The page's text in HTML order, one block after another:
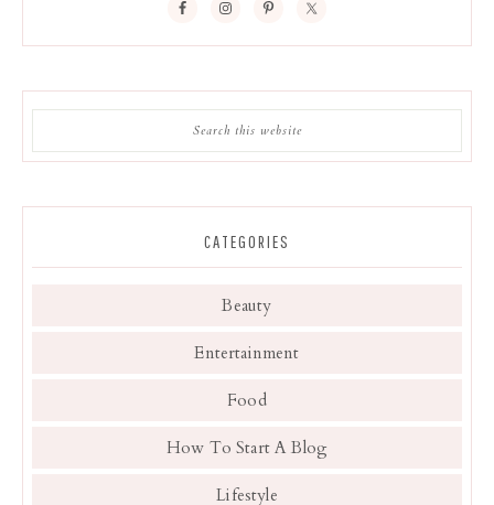
CATEGORIES
Beauty
Entertainment
Food
How To Start A Blog
Lifestyle